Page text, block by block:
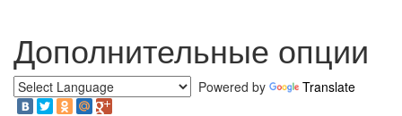
Дополнительные опции
Powered by Translate